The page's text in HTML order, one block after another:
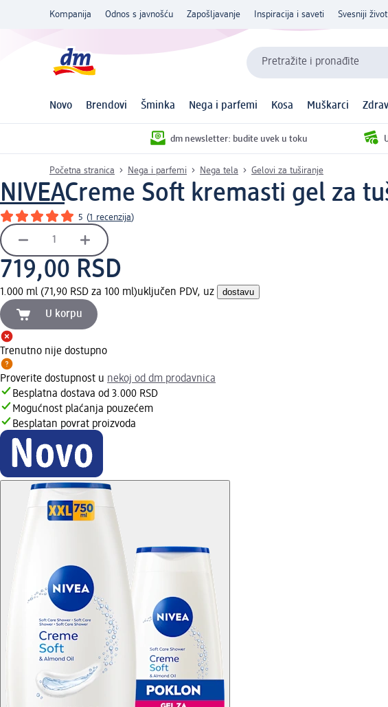
Kompanija Odnos s javnošću Zapošljavanje Inspiracija i saveti Svesniji život
Pretražite i pronađite
Novo Brendovi Šminka Nega i parfemi Kosa Muškarci
dm newsletter: budite uvek u toku
Početna stranica Nega i parfemi Nega tela Gelovi za tuširanje
NIVEACreme Soft kremasti gel za
5 (1 recenzija)
719,00 RSD
1.000 ml (71,90 RSD za 100 ml)uključen PDV, uz dostavu
U korpu
Trenutno nije dostupno
Proverite dostupnost u nekoj od dm prodavnica
Besplatna dostava od 3.000 RSD
Mogućnost plaćanja pouzećem
Besplatan povrat proizvoda